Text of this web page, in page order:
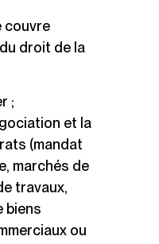
couvre
droit de la
;
et la
(mandat
marchés de
travaux,
biens
ou